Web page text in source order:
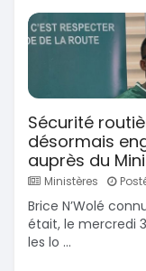
Sécurité
désormais
auprès du
Ministères
Brice N’Wolé
était, le mercredi
les lo ...